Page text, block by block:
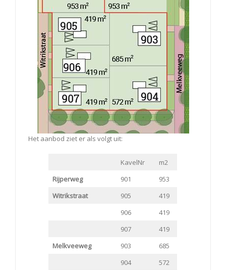
Het aanbod ziet er als volgt uit:
KavelNr
m2
Rijperweg
901
953
Witrikstraat
905
419
906
419
907
419
Melkveeweg
903
685
904
572